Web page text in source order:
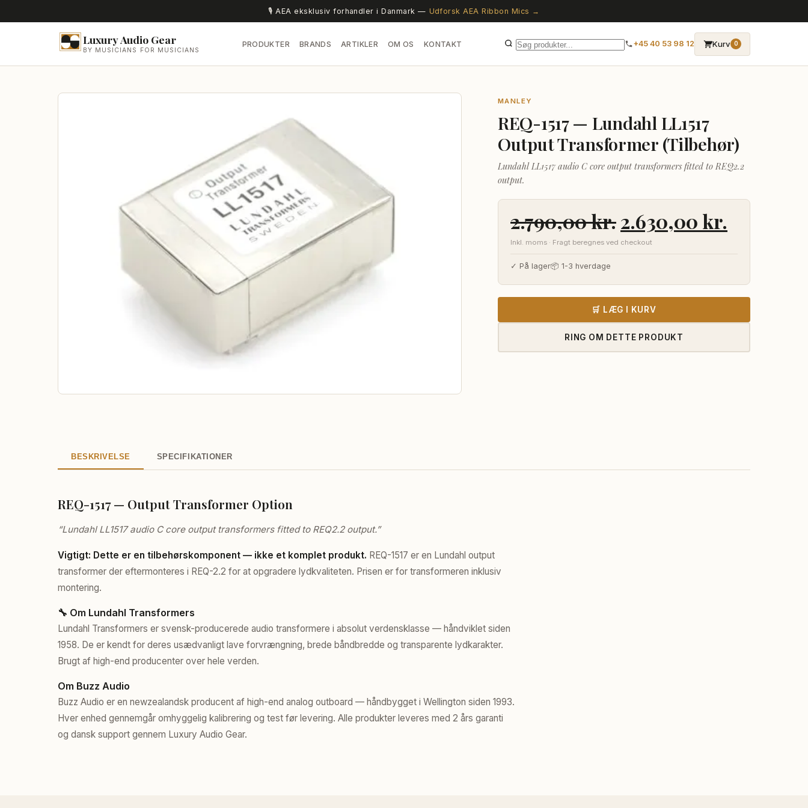
🎙️ AEA eksklusiv forhandler i Danmark — Udforsk AEA Ribbon Mics →
Luxury Audio Gear
BY MUSICIANS FOR MUSICIANS
PRODUKTER BRANDS ARTIKLER OM OS KONTAKT +45 40 53 98 12 Kurv 0
MANLEY
REQ-1517 — Lundahl LL1517
Output Transformer (Tilbehør)
Lundahl LL1517 audio C core output transformers fitted to REQ2.2
output.
2.790,00kr.Den
oprindelige
pris
var:
2.790,00 kr..
2.630,00 kr.
aktuelle
pris
er:
Inkl. moms · Fragt beregnes ved checkout
✓ På lager📦 1-3 hverdage
🛒 LÆG I KURV
RING OM DETTE PRODUKT
BESKRIVELSE SPECIFIKATIONER
REQ-1517 — Output Transformer Option
“Lundahl LL1517 audio C core output transformers fitted to REQ2.2 output.”
Vigtigt: Dette er en tilbehørskomponent — ikke et komplet produkt. REQ-1517 er en Lundahl output
transformer der eftermonteres i REQ-2.2 for at opgradere lydkvaliteten. Prisen er for transformeren inklusiv
montering.
🔧 Om Lundahl Transformers
Lundahl Transformers er svensk-producerede audio transformere i absolut verdensklasse — håndviklet siden
1958. De er kendt for deres usædvanligt lave forvrængning, brede båndbredde og transparente lydkarakter.
Brugt af high-end producenter over hele verden.
Om Buzz Audio
Buzz Audio er en newzealandsk producent af high-end analog outboard — håndbygget i Wellington siden 1993.
Hver enhed gennemgår omhyggelig kalibrering og test før levering. Alle produkter leveres med 2 års garanti
og dansk support gennem Luxury Audio Gear.